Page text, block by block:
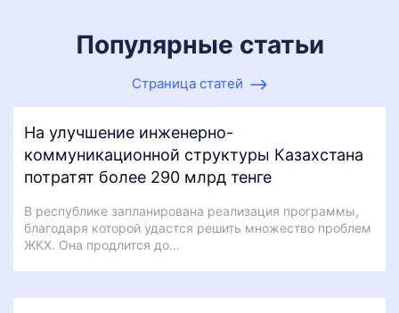
Популярные статьи
Страница статей
На улучшение инженерно-
коммуникационной структуры Казахстана
потратят более 290 млрд тенге
В республике запланирована реализация программы,
благодаря которой удастся решить множество проблем
ЖКХ. Она продлится до…